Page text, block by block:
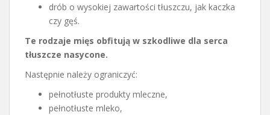
drób o wysokiej zawartości tłuszczu, jak kaczka
czy gęś.
Te rodzaje mięs obfitują w szkodliwe dla serca
tłuszcze nasycone.
Następnie należy ograniczyć:
pełnotłuste produkty mleczne,
pełnotłuste mleko,